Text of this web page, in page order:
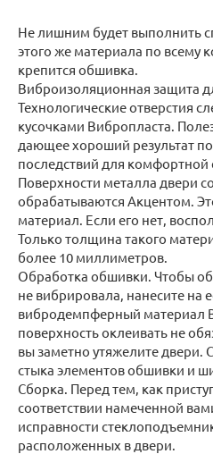
Не лишним будет выполнить
этого же материала по всему
крепится обшивка.
Виброизоляционная защита
Технологические отверстия
кусочками Вибропласта.
дающее хороший результат
последствий для комфортной
Поверхности металла двери
обрабатываются Акцентом.
материал. Если его нет,
Только толщина такого
более 10 миллиметров.
Обработка обшивки. Чтобы
не вибрировала, нанесите на
вибродемпферный материал
поверхность оклеивать не
вы заметно утяжелите двери.
стыка элементов обшивки и
Сборка. Перед тем, как
соответствии намеченной
исправности
расположенных в двери.